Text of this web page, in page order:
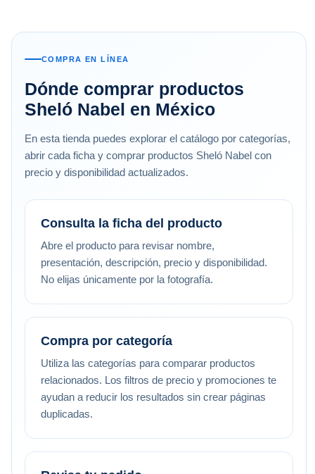
COMPRA EN LÍNEA
Dónde comprar productos
Sheló Nabel en México
En esta tienda puedes explorar el catálogo por categorías,
abrir cada ficha y comprar productos Sheló Nabel con
precio y disponibilidad actualizados.
Consulta la ficha del producto
Abre el producto para revisar nombre,
presentación, descripción, precio y disponibilidad.
No elijas únicamente por la fotografía.
Compra por categoría
Utiliza las categorías para comparar productos
relacionados. Los filtros de precio y promociones te
ayudan a reducir los resultados sin crear páginas
duplicadas.